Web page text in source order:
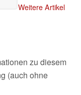
Weitere Artikel
zu diesem
(auch ohne